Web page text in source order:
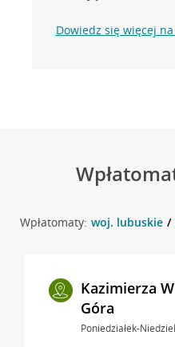
Dowiedz się więcej
Wpłatomaty: woj. lubuskie
Kazimierza
Góra
Poniedziałek-